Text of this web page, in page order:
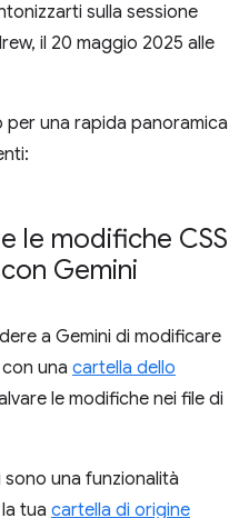
sulla sessione
il 20 maggio 2025 alle
una rapida panoramica
le modifiche CSS
Gemini
a Gemini di modificare
una cartella dello
le modifiche nei file di
una funzionalità
tua cartella di origine